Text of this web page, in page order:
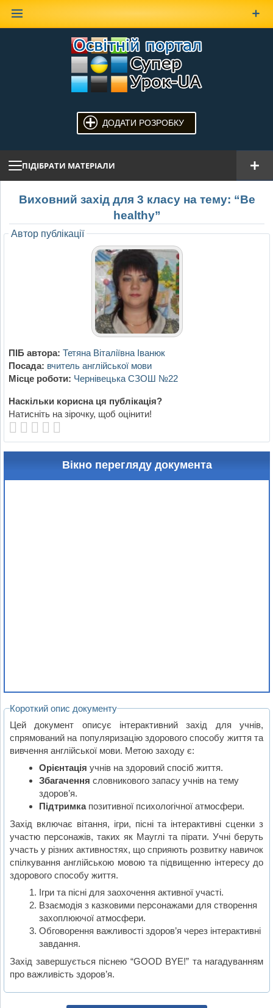
ДОДАТИ РОЗРОБКУ
ПІДІБРАТИ МАТЕРІАЛИ
Виховний захід для 3 класу на тему: “Be
healthy”
Автор публікації
ПІБ автора: Тетяна Віталіївна Іванюк
Посада: вчитель англійської мови
Місце роботи: Чернівецька СЗОШ №22
Наскільки корисна ця публікація?
Натисніть на зірочку, щоб оцінити!
Вікно перегляду документа
Короткий опис документу
Цей документ описує інтерактивний захід для учнів,
спрямований на популяризацію здорового способу життя та
вивчення англійської мови. Метою заходу є:
Орієнтація учнів на здоровий спосіб життя.
Збагачення словникового запасу учнів на тему
здоров’я.
Підтримкапозитивної психологічної атмосфери.
Захід включає вітання, ігри, пісні та інтерактивні сценки з
участю персонажів, таких як Мауглі та пірати. Учні беруть
участь у різних активностях, що сприяють розвитку навичок
спілкування англійською мовою та підвищенню інтересу до
здорового способу життя.
Ігри та пісні для заохочення активної участі.
Взаємодія з казковими персонажами для створення
захоплюючої атмосфери.
Обговорення важливості здоров’я через інтерактивні
завдання.
Захід завершується піснею “GOOD BYE!” та нагадуванням
про важливість здоров’я.